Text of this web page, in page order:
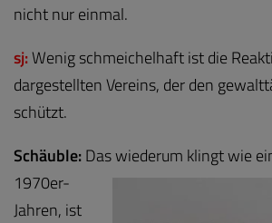
nicht nur einmal.
sj:Wenig schmeichelhaft ist die
dargestellten Vereins, der den
schützt.
Schäuble:Das wiederum klingt wie
1970er-
Jahren, ist